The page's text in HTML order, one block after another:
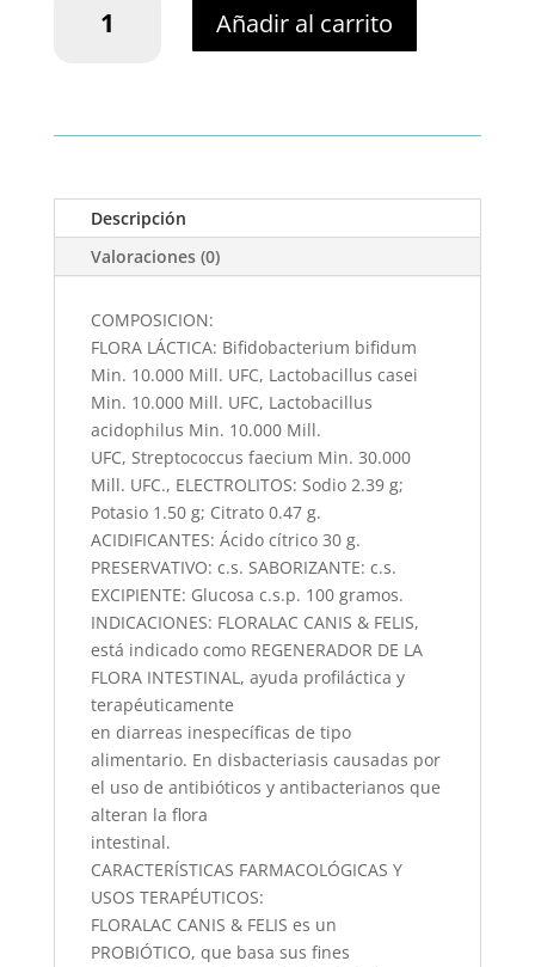
de
Electrolitos)
cantidad
Añadir al carrito
Descripción
Valoraciones (0)
COMPOSICION:
FLORA LÁCTICA: Bifidobacterium bifidum
Min. 10.000 Mill. UFC, Lactobacillus casei
Min. 10.000 Mill. UFC, Lactobacillus
acidophilus Min. 10.000 Mill.
UFC, Streptococcus faecium Min. 30.000
Mill. UFC., ELECTROLITOS: Sodio 2.39 g;
Potasio 1.50 g; Citrato 0.47 g.
ACIDIFICANTES: Ácido cítrico 30 g.
PRESERVATIVO: c.s. SABORIZANTE: c.s.
EXCIPIENTE: Glucosa c.s.p. 100 gramos.
INDICACIONES: FLORALAC CANIS & FELIS,
está indicado como REGENERADOR DE LA
FLORA INTESTINAL, ayuda profiláctica y
terapéuticamente
en diarreas inespecíficas de tipo
alimentario. En disbacteriasis causadas por
el uso de antibióticos y antibacterianos que
alteran la flora
intestinal.
CARACTERÍSTICAS FARMACOLÓGICAS Y
USOS TERAPÉUTICOS:
FLORALAC CANIS & FELIS es un
PROBIÓTICO, que basa sus fines